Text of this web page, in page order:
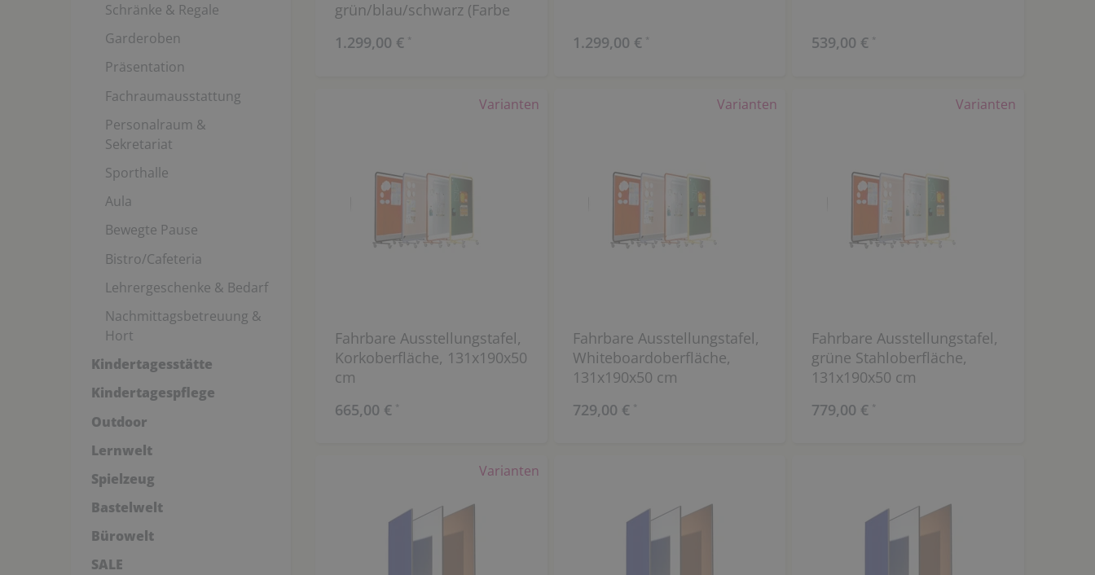
Schränke & Regale
Garderoben
Präsentation
Fachraumausstattung
Personalraum &
Sekretariat
Sporthalle
Aula
Bewegte Pause
Bistro/Cafeteria
Lehrergeschenke & Bedarf
Nachmittagsbetreuung &
Hort
Kindertagesstätte
Kindertagespflege
Outdoor
Lernwelt
Spielzeug
Bastelwelt
Bürowelt
SALE
grün/blau/schwarz (Farbe
1.299,00 € * 1.299,00 € * 539,00 € *
Varianten
Fahrbare Ausstellungstafel,
Korkoberfläche, 131x190x50
cm
665,00 € *
Varianten
Fahrbare Ausstellungstafel,
Whiteboardoberfläche,
131x190x50 cm
729,00 € *
Varianten
Fahrbare Ausstellungstafel,
grüne Stahloberfläche,
131x190x50 cm
779,00 € *
Varianten